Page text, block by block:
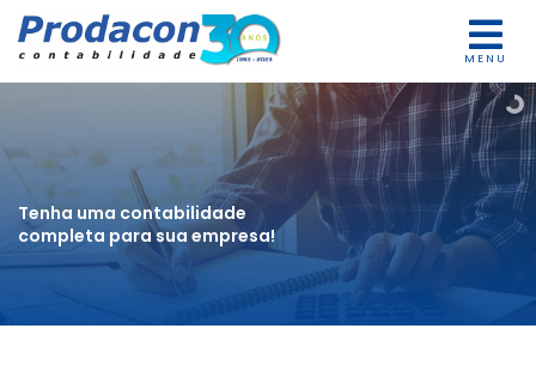
MENU
Tenha uma contabilidade
completa para sua empresa!